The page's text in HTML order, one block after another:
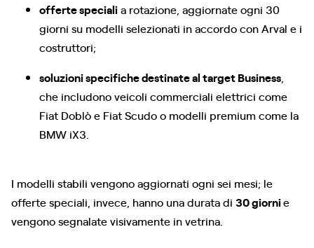
offerte specialia rotazione, aggiornate ogni 30
giorni su modelli selezionati in accordo con Arval e i
costruttori;
soluzioni specifiche destinate al target Business
che includono veicoli commerciali elettrici come
Fiat Doblò e Fiat Scudo o modelli premium come la
BMW iX3.
I modelli stabili vengono aggiornati ogni sei mesi; le
offerte speciali, invece, hanno una durata di 30 giornie
vengono segnalate visivamente in vetrina.